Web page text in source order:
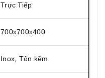
Trực Tiếp
700x700x400
Inox, Tôn kẽm